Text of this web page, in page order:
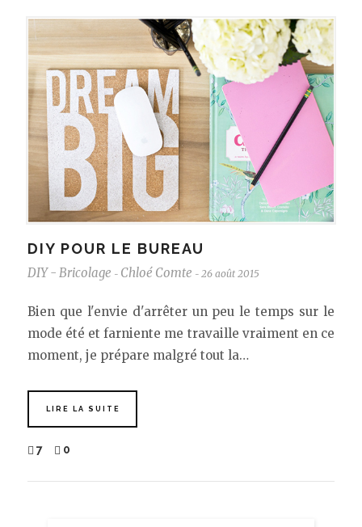
DIY POUR LE BUREAU
DIY - Bricolage - Chloé Comte - 26 août 2015
Bien que l'envie d'arrêter un peu le temps sur le
mode été et farniente me travaille vraiment en ce
moment, je prépare malgré tout la…
LIRE LA SUITE
7 0